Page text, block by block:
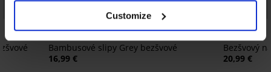
Customize
5
5
Bambusové slipy Grey bezšvové
16,99 €
Bezšvový
20,99 €